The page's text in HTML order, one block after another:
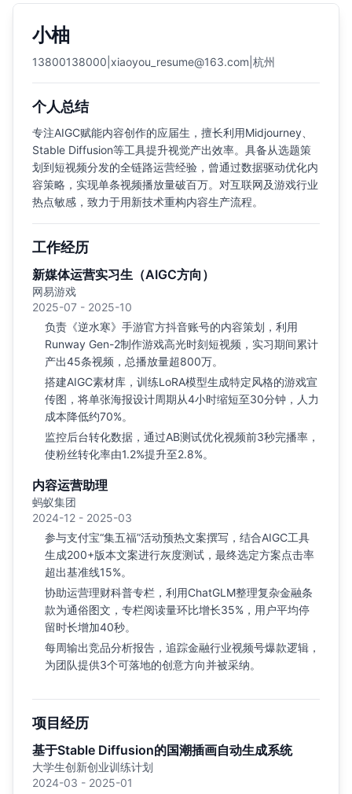
小柚
13800138000 xiaoyou_resume@163.com 杭州
个人总结
专注AIGC赋能内容创作的应届生，擅长利用Midjourney、
Stable Diffusion等工具提升视觉产出效率。具备从选题策
划到短视频分发的全链路运营经验，曾通过数据驱动优化内
容策略，实现单条视频播放量破百万。对互联网及游戏行业
热点敏感，致力于用新技术重构内容生产流程。
工作经历
新媒体运营实习生（AIGC方向）
网易游戏
2025-07 - 2025-10
负责《逆水寒》手游官方抖音账号的内容策划，利用
Runway Gen-2制作游戏高光时刻短视频，实习期间累计
产出45条视频，总播放量超800万。
搭建AIGC素材库，训练LoRA模型生成特定风格的游戏宣
传图，将单张海报设计周期从4小时缩短至30分钟，人力
成本降低约70%。
监控后台转化数据，通过AB测试优化视频前3秒完播率，
使粉丝转化率由1.2%提升至2.8%。
内容运营助理
蚂蚁集团
2024-12 - 2025-03
参与支付宝“集五福”活动预热文案撰写，结合AIGC工具
生成200+版本文案进行灰度测试，最终选定方案点击率
超出基准线15%。
协助运营理财科普专栏，利用ChatGLM整理复杂金融条
款为通俗图文，专栏阅读量环比增长35%，用户平均停
留时长增加40秒。
每周输出竞品分析报告，追踪金融行业视频号爆款逻辑，
为团队提供3个可落地的创意方向并被采纳。
项目经历
基于Stable Diffusion的国潮插画自动生成系统
大学生创新创业训练计划
2024-03 - 2025-01